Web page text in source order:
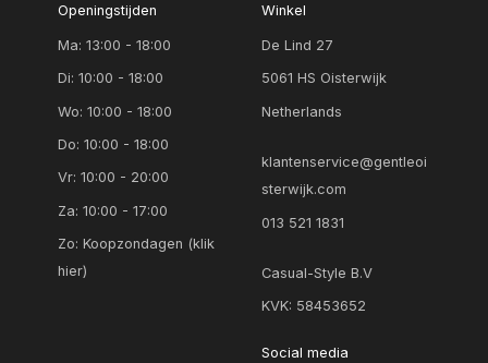
Openingstijden
Ma: 13:00 - 18:00
Di: 10:00 - 18:00
Wo: 10:00 - 18:00
Do: 10:00 - 18:00
Vr: 10:00 - 20:00
Za: 10:00 - 17:00
Zo:Koopzondagen (klik
hier)
Winkel
De Lind 27
5061 HS Oisterwijk
Netherlands
klantenservice@gentleoi
sterwijk.com
013 521 1831
Casual-Style B.V
KVK: 58453652
Social media